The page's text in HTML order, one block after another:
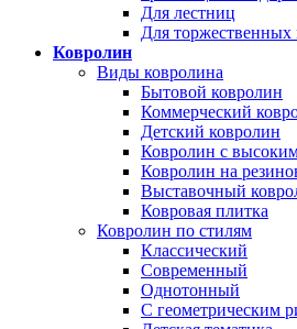
Для лестниц
Для торжественных
Ковролин
Виды ковролина
Бытовой ковролин
Коммерческий
Детский ковролин
Ковролин с
Ковролин на
Выставочный
Ковровая плитка
Ковролин по стилям
Классический
Современный
Однотонный
С геометрическим